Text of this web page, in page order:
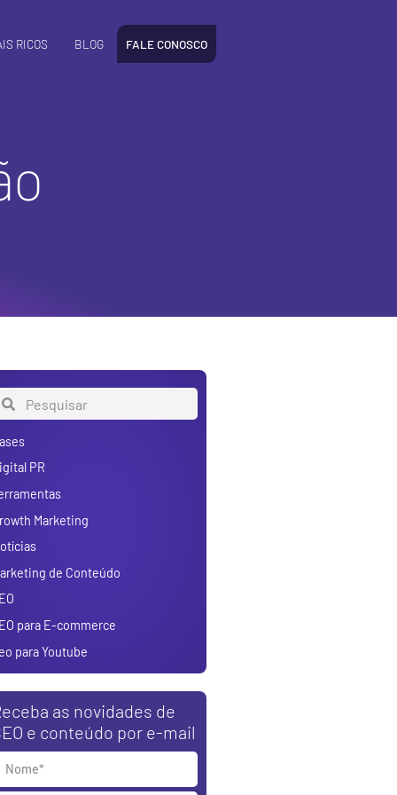
RICOS BLOG FALE CONOSCO
PR
Marketing
de Conteúdo
para E-commerce
para Youtube
as novidades de
e conteúdo por e-mail